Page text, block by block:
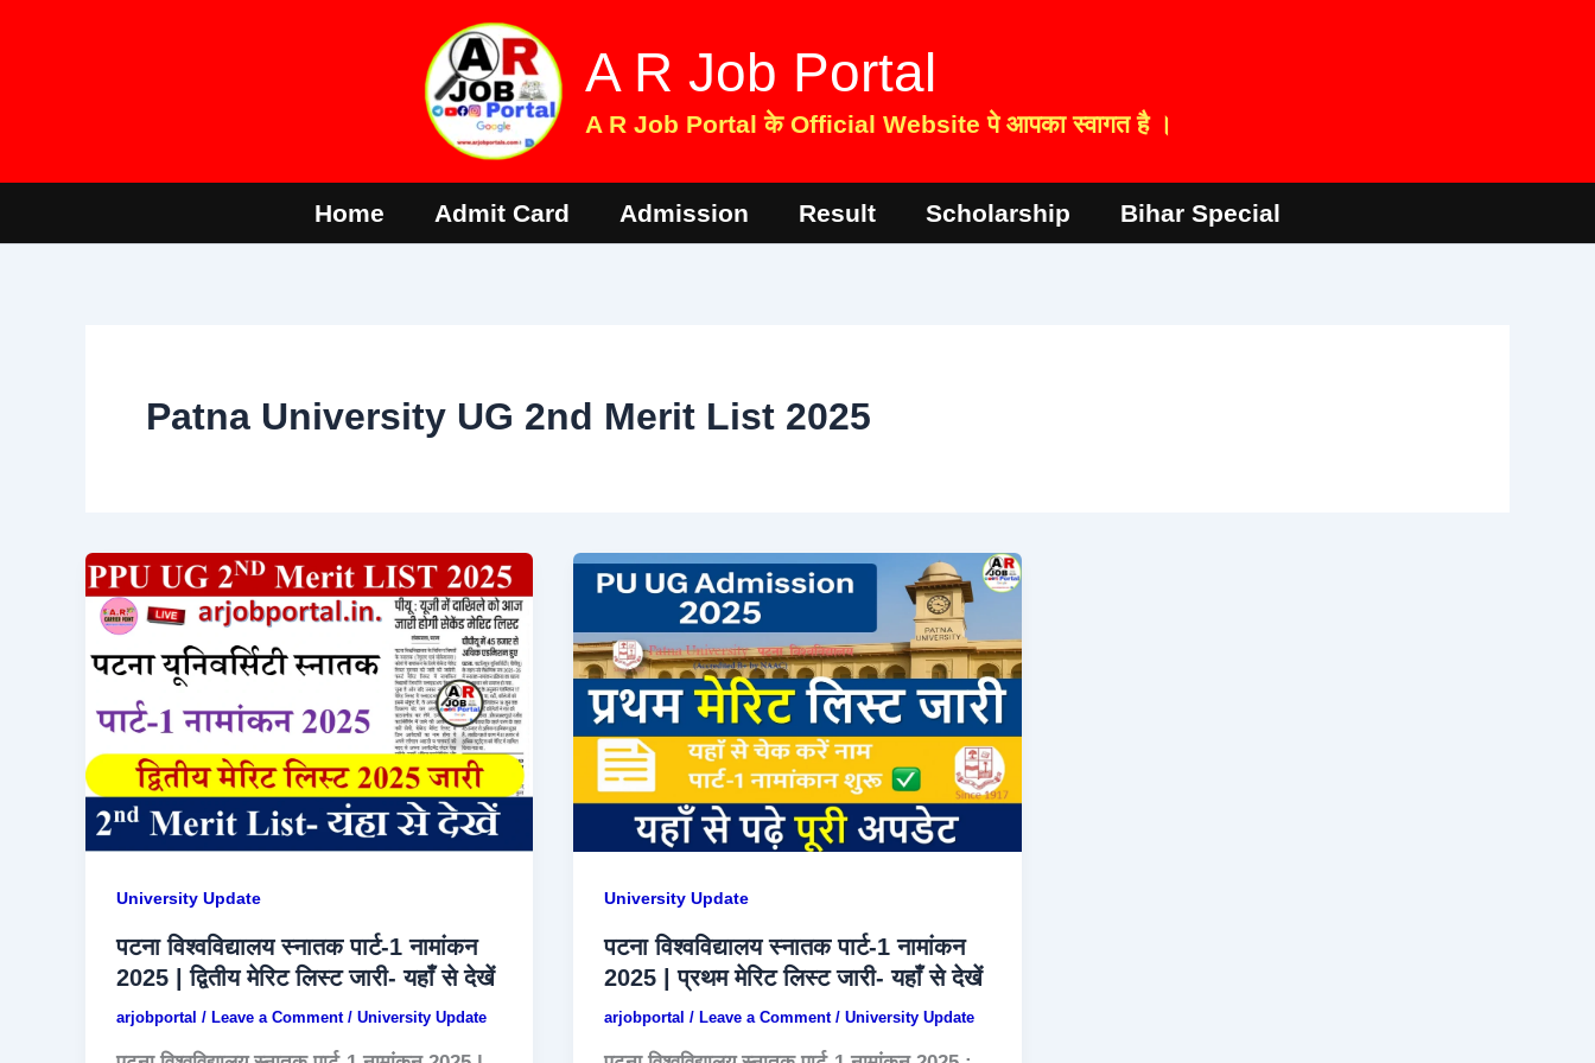
A R Job Portal
A R Job Portal के Official Website पे आपका स्वागत है ।
Home Admit Card Admission Result Scholarship Bihar Special
Patna University UG 2nd Merit List 2025
University Update
पटना विश्वविद्यालय स्नातक पार्ट-1 नामांकन
2025 | द्वितीय मेरिट लिस्ट जारी- यहाँ से देखें
arjobportal / Leave a Comment / University Update
University Update
पटना विश्वविद्यालय स्नातक पार्ट-1 नामांकन
2025 | प्रथम मेरिट लिस्ट जारी- यहाँ से देखें
arjobportal / Leave a Comment / University Update